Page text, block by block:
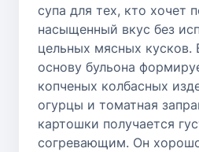
супа для тех, кто хочет
насыщенный вкус без
цельных мясных кусков.
основу бульона
копченых колбасных
огурцы и томатная
картошки получается
согревающим. Он